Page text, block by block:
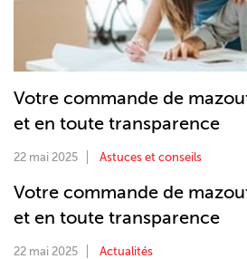
Votre commande de
et en toute transparence
22 mai 2025 Astuces et conseils
Votre commande de
et en toute transparence
22 mai 2025 Actualités